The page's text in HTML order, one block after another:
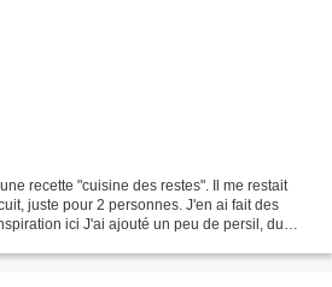
recette "cuisine des restes". Il me restait
juste pour 2 personnes. J'en ai fait des
ici J'ai ajouté un peu de persil, du